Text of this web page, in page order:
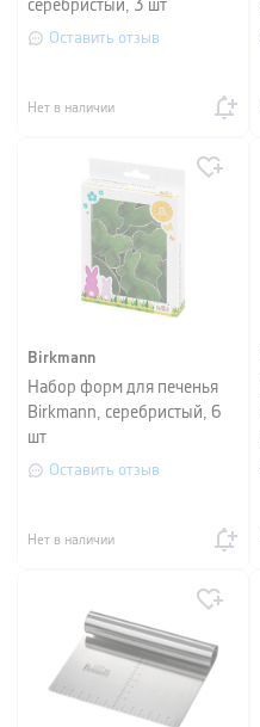
серебристый, 3 шт
Оставить отзыв
Нет в наличии
Birkmann
Набор форм для печенья
Birkmann, серебристый, 6
шт
Оставить отзыв
Нет в наличии